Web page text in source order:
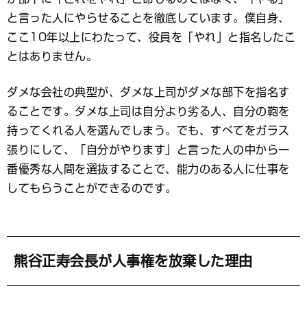
と言った人にやらせることを徹底しています。僕自身、
ここ10年以上にわたって、役員を「やれ」と指名したこ
とはありません。
ダメな会社の典型が、ダメな上司がダメな部下を指名す
ることです。ダメな上司は自分より劣る人、自分の鞄を
持ってくれる人を選んでしまう。でも、すべてをガラス
張りにして、「自分がやります」と言った人の中から一
番優秀な人間を選抜することで、能力のある人に仕事を
してもらうことができるのです。
熊谷正寿会長が人事権を放棄した理由